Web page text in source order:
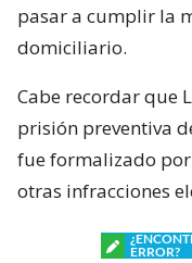
pasar a cumplir la
domiciliario.
Cabe recordar que
prisión preventiva
fue formalizado
otras infracciones
ERROR?